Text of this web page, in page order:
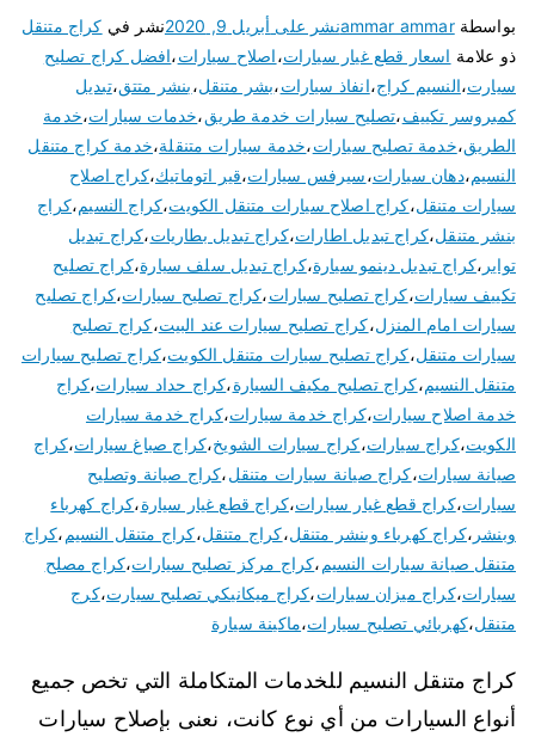
بواسطةammar ammarنشر على أبريل 9, 2020 نشر في كراج متنقل
ذو علامة اسعار قطع غيار سيارات،اصلاح سيارات،افضل كراج تصليح
سيارت،النسيم كراج،انفاذ سيارات،بشر متنقل،بنشر متتق،تبديل
كمبروسر تكييف،تصليح سيارات خدمة طريق،خدمات سيارات،خدمة
الطريق،خدمة تصليح سيارات،خدمة سيارات متنقلة،خدمة كراج متنقل
النسيم،دهان سيارات،سيرفس سيارات،قير اتوماتيك،كراج اصلاح
سيارات متنقل،كراج اصلاح سيارات متنقل الكويت،كراج النسيم،كراج
بنشر متنقل،كراج تبديل اطارات،كراج تبديل بطاريات،كراج تبديل
تواير ،كراج تبديل دينمو سيارة،كراج تبديل سلف سيارة،كراج تصليح
تكييف سيارات،كراج تصليح سبارات،كراج تصليح سيارات،كراج تصليح
سيارات امام المنزل،كراج تصليح سيارات عند البيت،كراج تصليح
سيارات متنقل،كراج تصليح سيارات متنقل الكويت،كراج تصليح سيارات
متنقل النسيم،كراج تصليح مكيف السيارة،كراج حداد سيارات،كراج
خدمة اصلاح سيارات،كراج خدمة سيارات،كراج خدمة سيارات
الكويت،كراج سيارات،كراج سيارات الشويخ،كراج صباغ سيارات،كراج
صيانة سيارات،كراج صيانة سيارات متنقل،كراج صيانة وتصليح
سيارات،كراج قطع غيار سيارات،كراج قطع غيار سيارة،كراج كهرباء
وبنشر ،كراج كهرباء وبنشر متنقل،كراج متنقل،كراج متنقل النسيم،كراج
متنقل صيانة سيارات النسيم،كراج مركز تصليح سيارات،كراج مصلح
سيارات،كراج ميزان سيارات،كراج ميكانيكي تصليح سيارت،كرج
متنقل،كهربائي تصليح سيارات،ماكينة سيارة
كراج متنقل النسيم للخدمات المتكاملة التي تخص جميع
أنواع السيارات من أي نوع كانت، نعنى بإصلاح سيارات